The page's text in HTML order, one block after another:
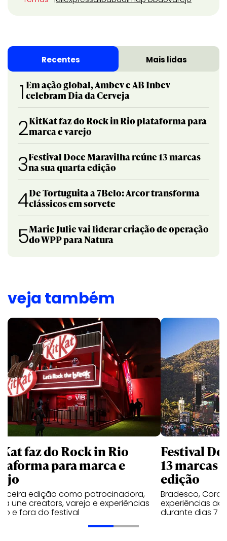
Recentes Mais lidas
1 Em ação global, Ambev e AB Inbev
celebram Dia da Cerveja
2KitKat faz do Rock in Rio plataforma para
marca e varejo
3Festival Doce Maravilha reúne 13 marcas
na sua quarta edição
4De Tortuguita a 7Belo: Arcor transforma
clássicos em sorvete
5Marie Julie vai liderar criação de operação
do WPP para Natura
veja também
faz do Rock in Rio
para marca e
edição como patrocinadora,
une creators, varejo e experiências
e fora do festival
Festival
13 marcas
edição
Bradesco,
experiências ao
durante dias 7